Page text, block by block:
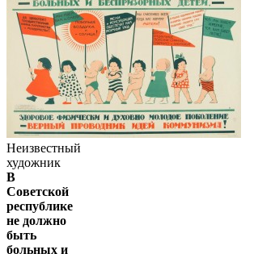
Неизвестный
художник
В
Советской
республике
не должно
быть
больных и